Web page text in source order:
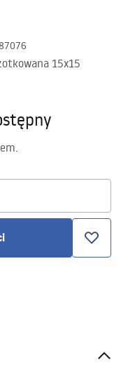
15x15